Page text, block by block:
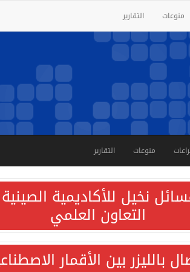
منوعات التقارير
منوعات التقارير
نخيل للأكاديمية الصينية
التعاون العلمي
بالليزر بين الأقمار